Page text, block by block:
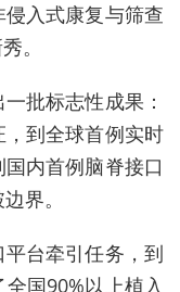
入式康复与筛查
。
批标志性成果：
到全球首例实时
内首例脑脊接口
界。
台牵引任务，到
国90%以上植入